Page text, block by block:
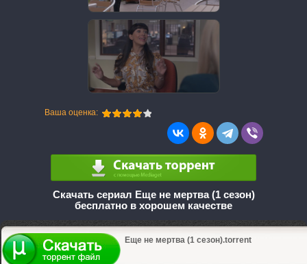
Ваша оценка:
Скачать сериал Еще не мертва (1 сезон)
бесплатно в хорошем качестве
Еще не мертва (1 сезон).torrent